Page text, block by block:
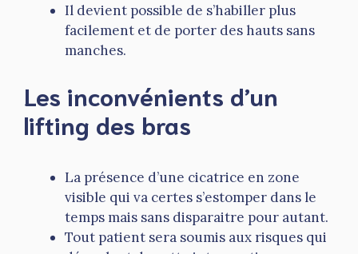
Il devient possible de s’habiller plus
facilement et de porter des hauts sans
manches.
Les inconvénients d’un
lifting des bras
La présence d’une cicatrice en zone
visible qui va certes s’estomper dans le
temps mais sans disparaitre pour autant.
Tout patient sera soumis aux risques qui